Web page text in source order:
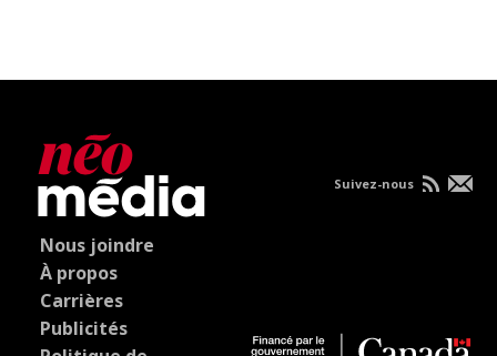
Nous joindre
À propos
Carrières
Publicités
Suivez-nous